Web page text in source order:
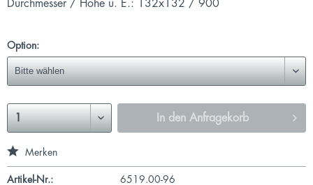
Durchmesser / Höhe ü. E.: 132x132 / 900
Option:
In den Anfragekorb
Merken
Artikel-Nr.: 6519.00-96